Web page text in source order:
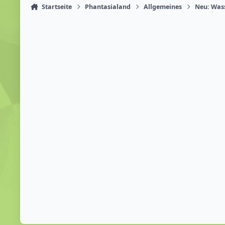
Startseite Phantasialand Allgemeines Neu: